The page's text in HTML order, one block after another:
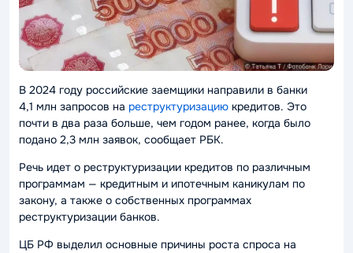
В 2024 году российские заемщики направили в банки
4,1 млн запросов на реструктуризацию кредитов. Это
почти в два раза больше, чем годом ранее, когда было
подано 2,3 млн заявок, сообщает РБК.
Речь идет о реструктуризации кредитов по различным
программам — кредитным и ипотечным каникулам по
закону, а также о собственных программах
реструктуризации банков.
ЦБ РФ выделил основные причины роста спроса на